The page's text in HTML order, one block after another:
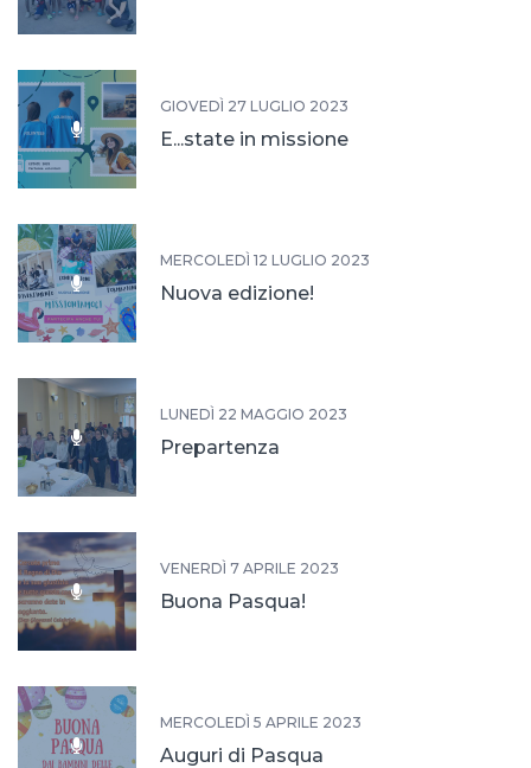
GIOVEDÌ 27 LUGLIO 2023
E...state in missione
MERCOLEDÌ 12 LUGLIO 2023
Nuova edizione!
LUNEDÌ 22 MAGGIO 2023
Prepartenza
VENERDÌ 7 APRILE 2023
Buona Pasqua!
MERCOLEDÌ 5 APRILE 2023
Auguri di Pasqua